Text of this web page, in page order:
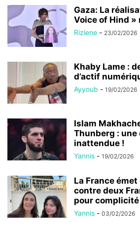
Gaza: La
Voice of Hind »
Rizlene - 23/02/2026
Khaby Lame :
d’actif
Ayyoub - 19/02/2026
Islam
Thunberg :
inattendue !
Yannis - 19/02/2026
La France
contre deux
pour complicité
Yannis - 03/02/2026